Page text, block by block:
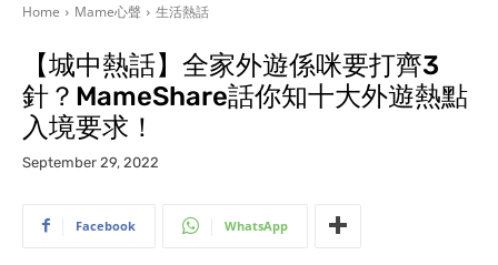
Home Mame心聲 生活熱話
【城中熱話】全家外遊係咪要打齊3
針？MameShare話你知十大外遊熱點
入境要求！
September 29, 2022
Facebook WhatsApp